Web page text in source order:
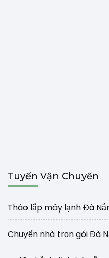
Tuyến Vận Chuyển
Tháo lắp máy lạnh Đà
Chuyển nhà trọn gói Đà